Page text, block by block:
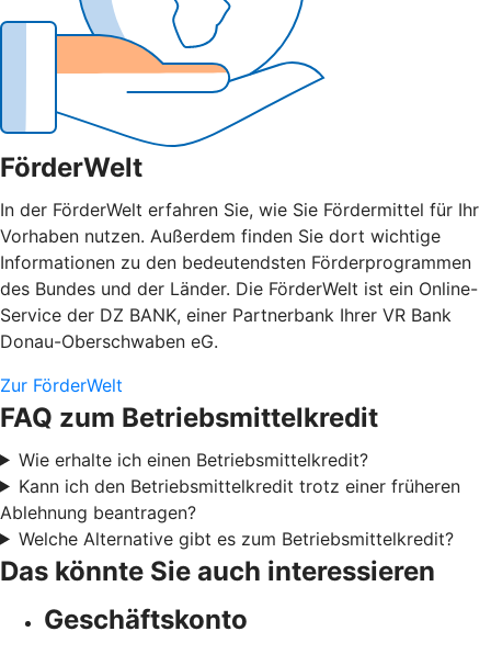
FörderWelt
In der FörderWelt erfahren Sie, wie Sie Fördermittel für Ihr
Vorhaben nutzen. Außerdem finden Sie dort wichtige
Informationen zu den bedeutendsten Förderprogrammen
des Bundes und der Länder. Die FörderWelt ist ein Online-
Service der DZ BANK, einer Partnerbank Ihrer VR Bank
Donau-Oberschwaben eG.
Zur FörderWelt
FAQ zum Betriebsmittelkredit
Wie erhalte ich einen Betriebsmittelkredit?
Kann ich den Betriebsmittelkredit trotz einer früheren
Ablehnung beantragen?
Welche Alternative gibt es zum Betriebsmittelkredit?
Das könnte Sie auch interessieren
Geschäftskonto